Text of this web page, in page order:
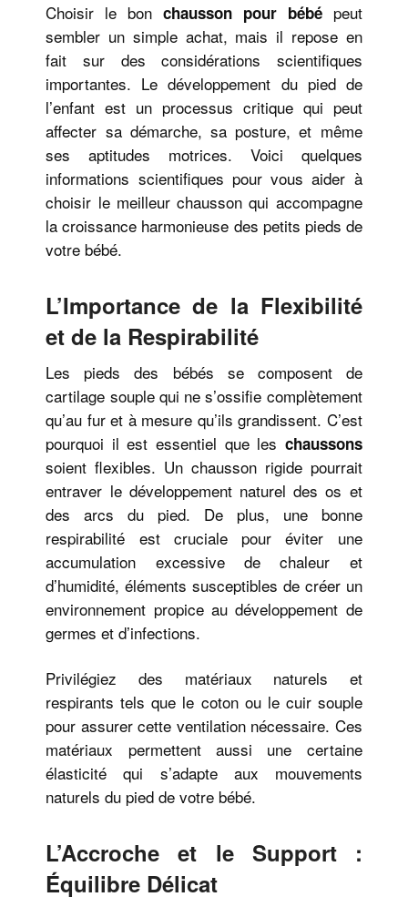
Choisir le bon chausson pour bébépeut
sembler un simple achat, mais il repose en
fait sur des considérations scientifiques
importantes. Le développement du pied de
l’enfant est un processus critique qui peut
affecter sa démarche, sa posture, et même
ses aptitudes motrices. Voici quelques
informations scientifiques pour vous aider à
choisir le meilleur chausson qui accompagne
la croissance harmonieuse des petits pieds de
votre bébé.
L’Importance de la Flexibilité
et de la Respirabilité
Les pieds des bébés se composent de
cartilage souple qui ne s’ossifie complètement
qu’au fur et à mesure qu’ils grandissent. C’est
pourquoi il est essentiel que les chaussons
soient flexibles. Un chausson rigide pourrait
entraver le développement naturel des os et
des arcs du pied. De plus, une bonne
respirabilité est cruciale pour éviter une
accumulation excessive de chaleur et
d’humidité, éléments susceptibles de créer un
environnement propice au développement de
germes et d’infections.
Privilégiez des matériaux naturels et
respirants tels que le coton ou le cuir souple
pour assurer cette ventilation nécessaire. Ces
matériaux permettent aussi une certaine
élasticité qui s’adapte aux mouvements
naturels du pied de votre bébé.
L’Accroche et le Support :
Équilibre Délicat